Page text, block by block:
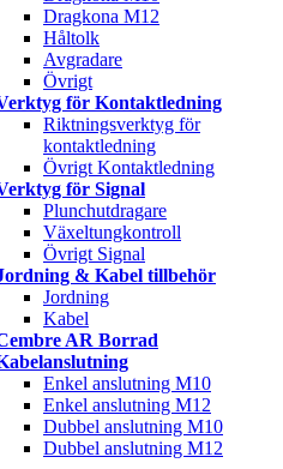
Dragkona M12
Håltolk
Avgradare
Övrigt
för Kontaktledning
Riktningsverktyg för
kontaktledning
Övrigt Kontaktledning
för Signal
Plunchutdragare
Växeltungkontroll
Övrigt Signal
& Kabel tillbehör
Jordning
Kabel
AR Borrad
Enkel anslutning M10
Enkel anslutning M12
Dubbel anslutning M10
Dubbel anslutning M12